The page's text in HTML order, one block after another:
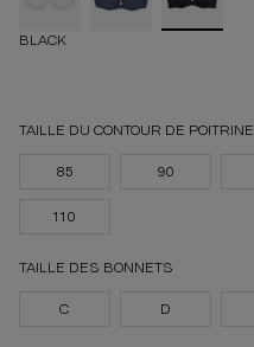
BLACK
TAILLE DU CONTOUR DE POITRINE
85 90
110
TAILLE DES BONNETS
C D